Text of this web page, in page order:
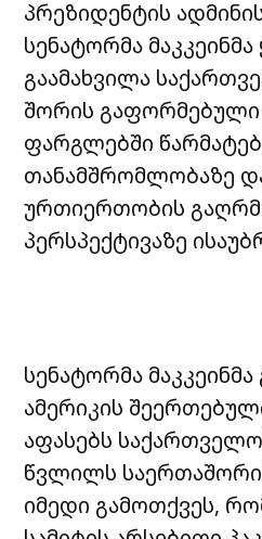
პრეზიდენტის
სენატორმა
გაამახვილა
შორის გაფორმებული
ფარგლებში
თანამშრომლობაზე
ურთიერთობის
პერსპექტივაზე
სენატორმა
ამერიკის
აფასებს
წვლილს
იმედი გამოთქვეს,